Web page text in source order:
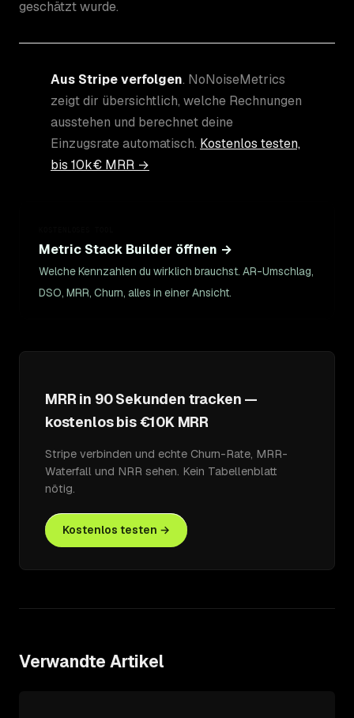
geschätzt wurde.
Aus Stripe verfolgen. NoNoiseMetrics
zeigt dir übersichtlich, welche Rechnungen
ausstehen und berechnet deine
Einzugsrate automatisch. Kostenlos testen,
bis 10k€ MRR →
Metric Stack Builder öffnen →
Welche Kennzahlen du wirklich brauchst. AR-Umschlag,
DSO, MRR, Churn, alles in einer Ansicht.
MRR in 90 Sekunden tracken —
kostenlos bis €10K MRR
Stripe verbinden und echte Churn-Rate, MRR-
Waterfall und NRR sehen. Kein Tabellenblatt
nötig.
Kostenlos testen →
Verwandte Artikel